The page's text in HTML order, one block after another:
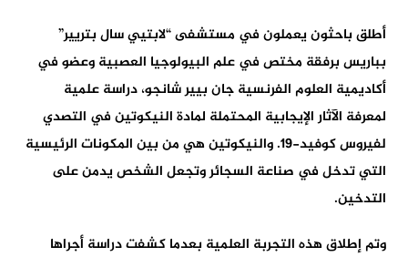
أطلق باحثون يعملون في مستشفى “لابتيي سال بتريير”
بباريس برفقة مختص في علم البيولوجيا العصبية وعضو في
أكاديمية العلوم الفرنسية جان بيير شانجو، دراسة علمية
لمعرفة الآثار الإيجابية المحتملة لمادة النيكوتين في التصدي
لفيروس كوفيد-19. والنيكوتين هي من بين المكونات الرئيسية
التي تدخل في صناعة السجائر وتجعل الشخص يدمن على
التدخين.
وتم إطلاق هذه التجربة العلمية بعدما كشفت دراسة أجراها